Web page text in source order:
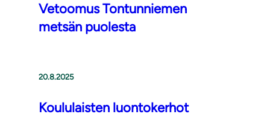
Vetoomus Tontunniemen
metsän puolesta
20.8.2025
Koululaisten luontokerhot